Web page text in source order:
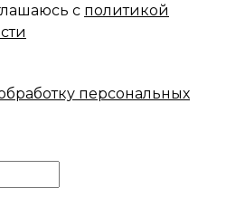
с политикой
персональных